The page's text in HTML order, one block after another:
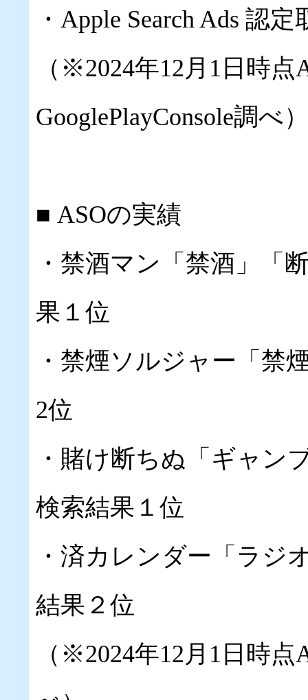
・Apple Search Ads 認
（※2024年12月1日時点
GooglePlayConsole調べ）
■ ASOの実績
・禁酒マン「禁酒」「
果１位
・禁煙ソルジャー「禁
2位
・賭け断ちぬ「ギャン
検索結果１位
・済カレンダー「ラジ
結果２位
（※2024年12月1日時点